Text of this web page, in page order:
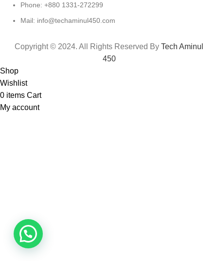
Phone: +880 1331-272299
Mail: info@techaminul450.com
Copyright © 2024. All Rights Reserved By Tech Aminul
450
Shop
Wishlist
0 items Cart
My account